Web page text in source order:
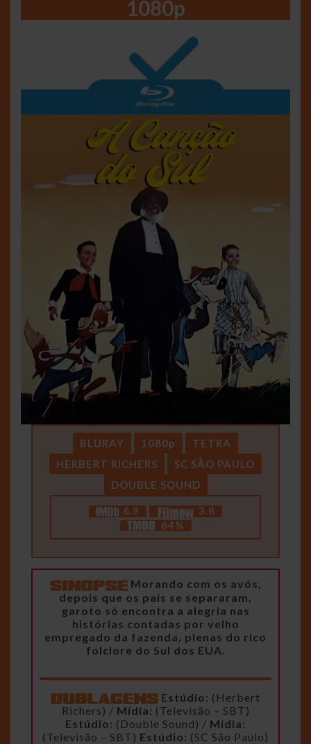
1080p
BLURAY 1080p
TETRA
HERBERT RICHERS
SC SÃO PAULO
DOUBLE SOUND
6.9
3.8
64%
Morando com os avós,
depois que os pais se separaram,
garoto só encontra a alegria nas
histórias contadas por velho
empregado da fazenda, plenas do rico
folclore do Sul dos EUA.
Estúdio: (Herbert
Richers) / Mídia: (Televisão – SBT)
Estúdio: (Double Sound) / Mídia:
(Televisão – SBT) Estúdio: (SC São Paulo)